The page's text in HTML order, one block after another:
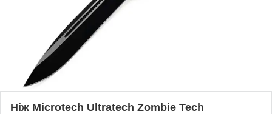
Ніж Microtech Ultratech Zombie Tech